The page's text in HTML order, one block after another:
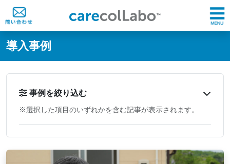
@ -0,0 +1,60 @@
導入事例
事例を絞り込む
※選択した項目のいずれかを含む記事が表示されます。